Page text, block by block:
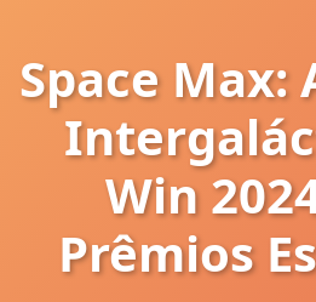
Space
Win
Prêmios